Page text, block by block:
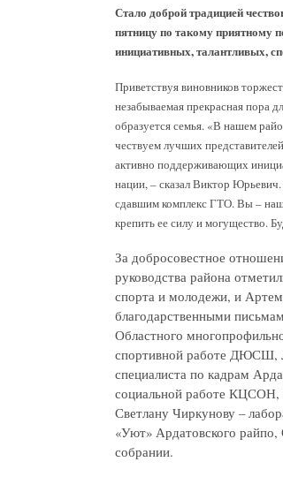
Стало доброй традицией
пятницу по такому приятному
инициативных, талантливых,
Приветствуя виновников
незабываемая прекрасная пора
образуется семья. «В нашем
чествуем лучших
активно поддерживающих
нации, – сказал Виктор
сдавшим комплекс ГТО. Вы –
крепить ее силу и могущество.
За добросовестное
руководства района
спорта и молодежи, и
благодарственными
Областного
спортивной работе ДЮСШ,
специалиста по кадрам
социальной работе
Светлану Чиркунову –
«Уют» Ардатовского
собрании.